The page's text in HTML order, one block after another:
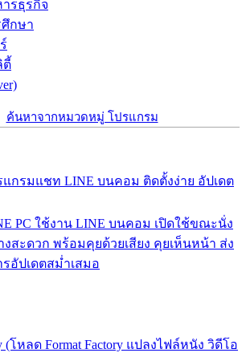
รธุรกิจ
กษา
ตี้
ค้นหาจากหมวดหมู่ โปรแกรม
แกรมแชท LINE บนคอม ติดตั้งง่าย อัปเดต
PC ใช้งาน LINE บนคอม เปิดใช้ขณะนั่ง
สะดวก พร้อมคุยด้วยเสียง คุยเห็นหน้า ส่ง
อัปเดตสม่ำเสมอ
(โหลด Format Factory แปลงไฟล์หนัง วิดีโอ